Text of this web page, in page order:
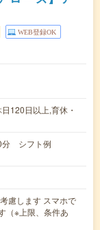
WEB登録OK
120日以上,育休・
分 シフト例
慮します スマホで
（※上限、条件あ